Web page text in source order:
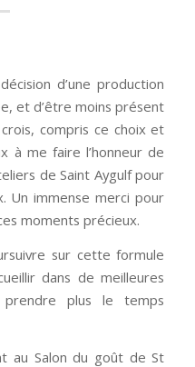
d’une production
et d’être moins présent
compris ce choix et
à me faire l’honneur de
de Saint Aygulf pour
Un immense merci pour
moments précieux.
sur cette formule
dans de meilleures
plus le temps
au Salon du goût de St